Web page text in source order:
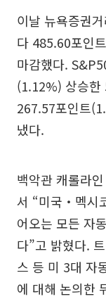
이날 뉴욕증권
다 485.60포인
마감했다.
(1.12%) 상승한
267.57포인트
냈다.
백악관 캐롤라
서 “미국‧멕시
어오는 모든 자
다”고 밝혔다.
스 등 미 3대 자
에 대해 논의한